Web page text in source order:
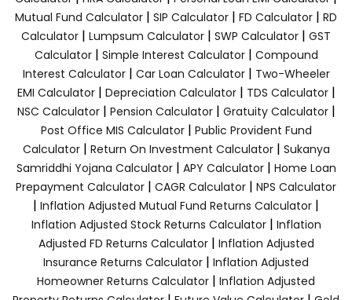
Mutual Fund Calculator | SIP Calculator | FD Calculator | RD
Calculator | Lumpsum Calculator | SWP Calculator | GST
Calculator| Simple Interest Calculator| Compound
Interest Calculator| Car Loan Calculator| Two-Wheeler
EMI Calculator| Depreciation Calculator| TDS Calculator|
NSC Calculator| Pension Calculator| Gratuity Calculator|
Post Office MIS Calculator| Public Provident Fund
Calculator| Return On Investment Calculator| Sukanya
Samriddhi Yojana Calculator| APY Calculator| Home Loan
Prepayment Calculator | CAGR Calculator | NPS Calculator
| Inflation Adjusted Mutual Fund Returns Calculator |
Inflation Adjusted Stock Returns Calculator| Inflation
Adjusted FD Returns Calculator| Inflation Adjusted
Insurance Returns Calculator | Inflation Adjusted
Homeowner Returns Calculator | Inflation Adjusted